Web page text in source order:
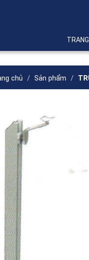
chủ Sản phẩm